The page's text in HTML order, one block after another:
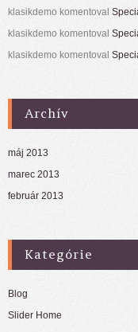
klasikdemo komentoval
klasikdemo komentoval
klasikdemo komentoval
Archív
máj 2013
marec 2013
február 2013
Kategórie
Blog
Slider Home